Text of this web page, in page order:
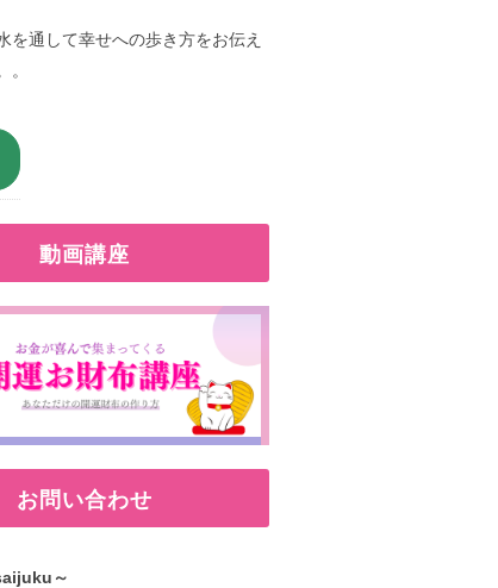
を通して幸せへの歩き方をお伝え
。
動画講座
お問い合わせ
～